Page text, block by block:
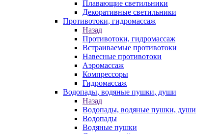
Плавающие светильники
Декоративные светильники
Противотоки, гидромассаж
Назад
Противотоки, гидромассаж
Встраиваемые противотоки
Навесные противотоки
Аэромассаж
Компрессоры
Гидромассаж
Водопады, водяные пушки, души
Назад
Водопады, водяные пушки, души
Водопады
Водяные пушки